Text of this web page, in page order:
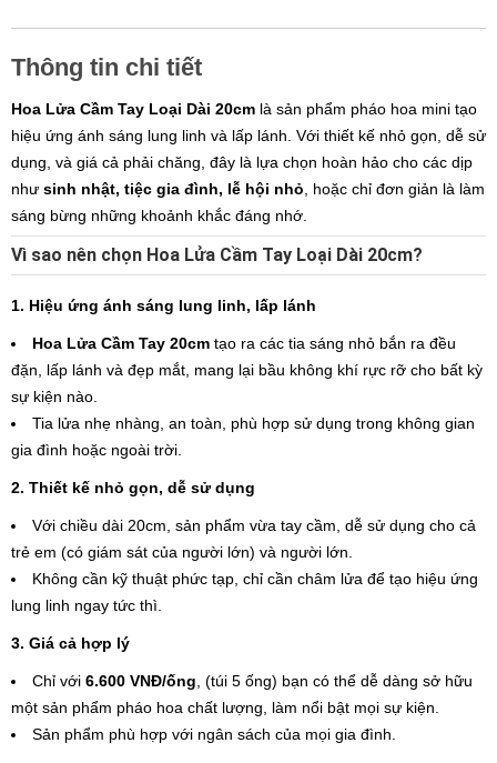
Thông tin chi tiết
Hoa Lửa Cầm Tay Loại Dài 20cm là sản phẩm pháo hoa mini tạo
hiệu ứng ánh sáng lung linh và lấp lánh. Với thiết kế nhỏ gọn, dễ sử
dụng, và giá cả phải chăng, đây là lựa chọn hoàn hảo cho các dịp
như sinh nhật, tiệc gia đình, lễ hội nhỏ , hoặc chỉ đơn giản là làm
sáng bừng những khoảnh khắc đáng nhớ.
Vì sao nên chọn Hoa Lửa Cầm Tay Loại Dài 20cm?
1. Hiệu ứng ánh sáng lung linh, lấp lánh
Hoa Lửa Cầm Tay 20cm tạo ra các tia sáng nhỏ bắn ra đều
đặn, lấp lánh và đẹp mắt, mang lại bầu không khí rực rỡ cho bất kỳ
sự kiện nào.
Tia lửa nhẹ nhàng, an toàn, phù hợp sử dụng trong không gian
gia đình hoặc ngoài trời.
2. Thiết kế nhỏ gọn, dễ sử dụng
Với chiều dài 20cm, sản phẩm vừa tay cầm, dễ sử dụng cho cả
trẻ em (có giám sát của người lớn) và người lớn.
Không cần kỹ thuật phức tạp, chỉ cần châm lửa để tạo hiệu ứng
lung linh ngay tức thì.
3. Giá cả hợp lý
Chỉ với 6.600 VNĐ/ống , (túi 5 ống) bạn có thể dễ dàng sở hữu
một sản phẩm pháo hoa chất lượng, làm nổi bật mọi sự kiện.
Sản phẩm phù hợp với ngân sách của mọi gia đình.